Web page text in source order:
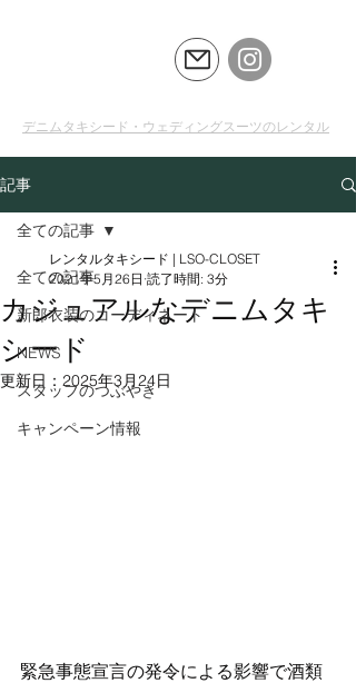
デニムタキシード・ウェディングスーツのレンタル
記事
全ての記事
新郎衣装のコーディネート
NEWS
スタッフのつぶやき
キャンペーン情報
全ての記事
カジュアルなデニムタキ
シード
レンタルタキシード | LSO-CLOSET
2021年5月26日 読了時間: 3分
更新日： 2025年3月24日
緊急事態宣言の発令による影響で酒類